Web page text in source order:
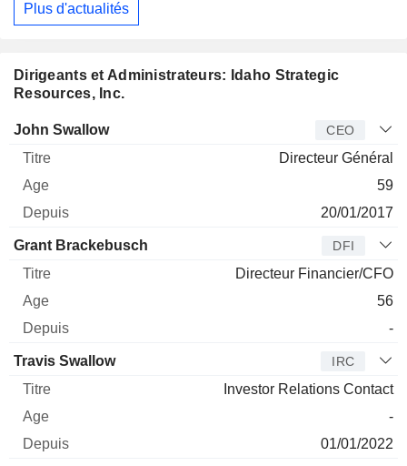
Plus d'actualités
Dirigeants et Administrateurs: Idaho Strategic
Resources, Inc.
Dirigeant Titre
John Swallow CEO
Directeur Général
59
20/01/2017
Grant Brackebusch DFI
Directeur Financier/CFO
56
-
Travis Swallow IRC
Investor Relations Contact
-
01/01/2022